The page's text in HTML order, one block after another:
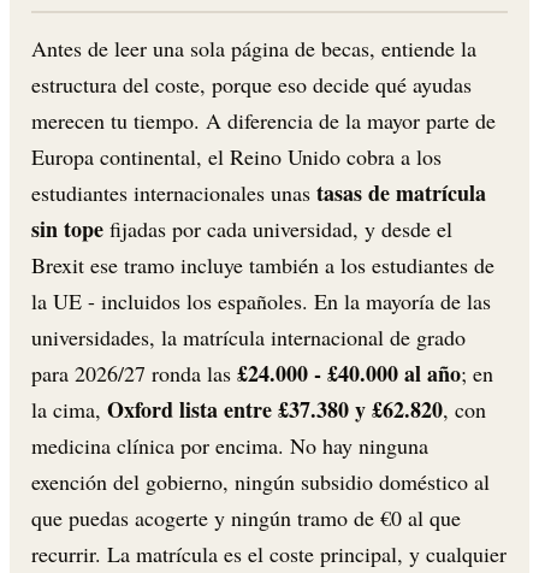
Antes de leer una sola página de becas, entiende la
estructura del coste, porque eso decide qué ayudas
merecen tu tiempo. A diferencia de la mayor parte de
Europa continental, el Reino Unido cobra a los
estudiantes internacionales unas tasas de matrícula
sin tope fijadas por cada universidad, y desde el
Brexit ese tramo incluye también a los estudiantes de
la UE - incluidos los españoles. En la mayoría de las
universidades, la matrícula internacional de grado
para 2026/27 ronda las £24.000 - £40.000 al año; en
la cima, Oxford lista entre £37.380 y £62.820, con
medicina clínica por encima. No hay ninguna
exención del gobierno, ningún subsidio doméstico al
que puedas acogerte y ningún tramo de €0 al que
recurrir. La matrícula es el coste principal, y cualquier